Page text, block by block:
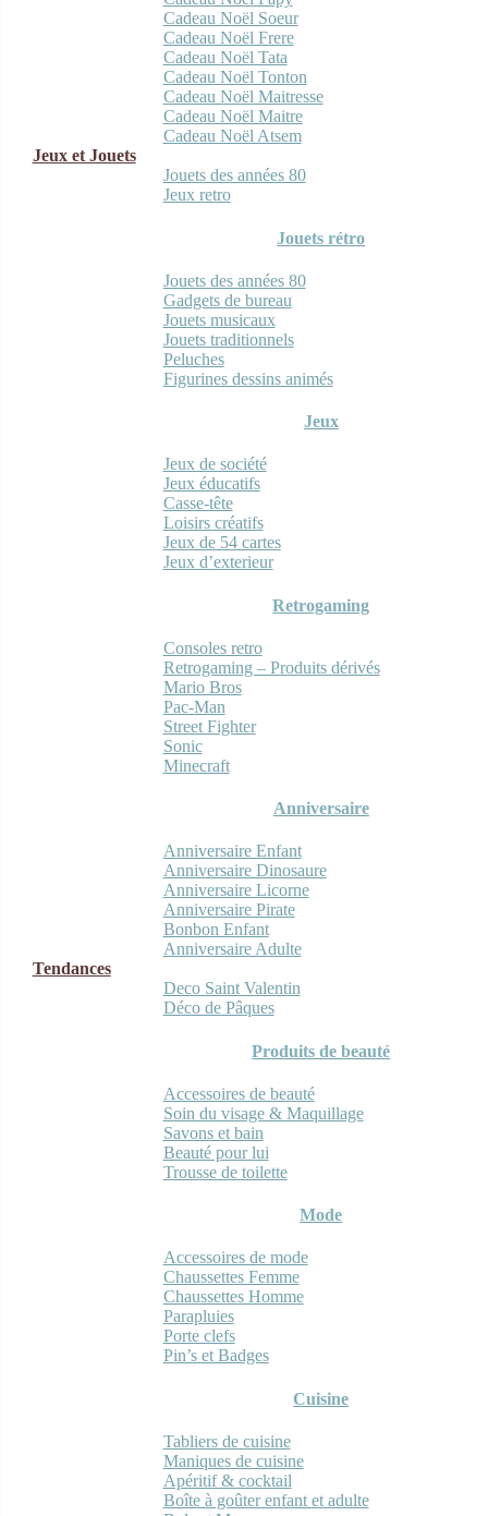
Cadeau Noël Soeur
Cadeau Noël Frere
Cadeau Noël Tata
Cadeau Noël Tonton
Cadeau Noël Maitresse
Cadeau Noël Maitre
Cadeau Noël Atsem
Jeux et Jouets
Jouets des années 80
Jeux retro
Jouets rétro
Jouets des années 80
Gadgets de bureau
Jouets musicaux
Jouets traditionnels
Peluches
Figurines dessins animés
Jeux
Jeux de société
Jeux éducatifs
Casse-tête
Loisirs créatifs
Jeux de 54 cartes
Jeux d’exterieur
Retrogaming
Consoles retro
Retrogaming – Produits dérivés
Mario Bros
Pac-Man
Street Fighter
Sonic
Minecraft
Anniversaire
Anniversaire Enfant
Anniversaire Dinosaure
Anniversaire Licorne
Anniversaire Pirate
Bonbon Enfant
Anniversaire Adulte
Tendances
Deco Saint Valentin
Déco de Pâques
Produits de beauté
Accessoires de beauté
Soin du visage & Maquillage
Savons et bain
Beauté pour lui
Trousse de toilette
Mode
Accessoires de mode
Chaussettes Femme
Chaussettes Homme
Parapluies
Porte clefs
Pin’s et Badges
Cuisine
Tabliers de cuisine
Maniques de cuisine
Apéritif & cocktail
Boîte à goûter enfant et adulte